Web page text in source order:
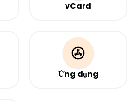
vCard
chia sẻ thông tin của bạn
—luôn cập nhật, không
cần phải đưa danh thiếp.
Ứng dụng